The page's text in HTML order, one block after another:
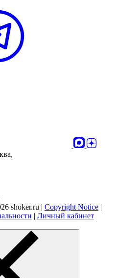
shoker.ru | Copyright Notice |
| Личный кабинет